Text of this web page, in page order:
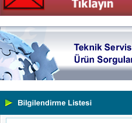
Yeni Binamıza TAŞINDIK
Portatif ve Tezgah Tipi Sertlik
Ölçüm Cihazları